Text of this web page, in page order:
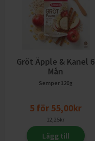
Gröt Äpple & Kanel 6
Mån
Semper 120g
5 för 55,00kr
12,25kr
Lägg till